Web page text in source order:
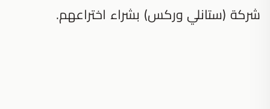
شركة (ستانلي وركس) بشراء اختراعهم.